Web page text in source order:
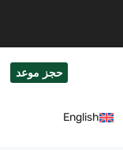
حجز موعد
English